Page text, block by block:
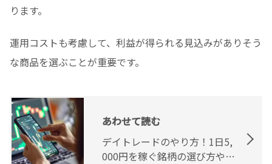
ります。
運用コストも考慮して、利益が得られる見込みがありそう
な商品を選ぶことが重要です。
あわせて読む
デイトレードのやり方！1日5,
000円を稼ぐ銘柄の選び方やコ